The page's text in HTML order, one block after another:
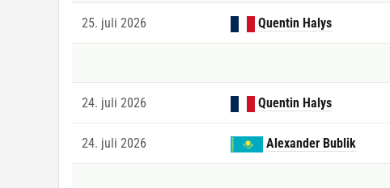
25. juli 2026 Quentin Halys
24. juli 2026 Quentin Halys
24. juli 2026 Alexander Bublik